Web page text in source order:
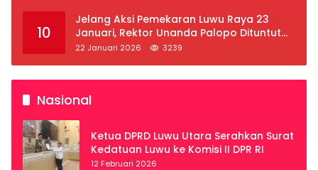
10
Jelang Aksi Pemekaran Luwu Raya 23
Januari, Rektor Unanda Palopo Dituntut
Liburkan Mahasiswa
22 Januari 2026 3239
Nasional
Ketua DPRD Luwu Utara Serahkan Surat
Kedatuan Luwu ke Komisi II DPR RI
12 Februari 2026